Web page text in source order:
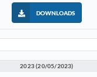
DOWNLOADS
2023 (20/05/2023)